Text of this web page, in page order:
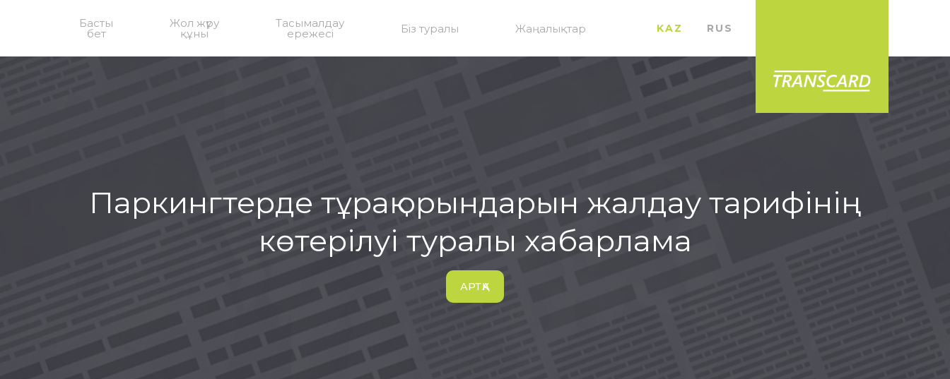
Басты
бет
Жол жүру
құны
Тасымалдау
ережесі Біз туралы Жаңалықтар KAZ RUS
Паркингтерде тұрақ орындарын жалдау тарифінің
көтерілуі туралы хабарлама
АРТҚА